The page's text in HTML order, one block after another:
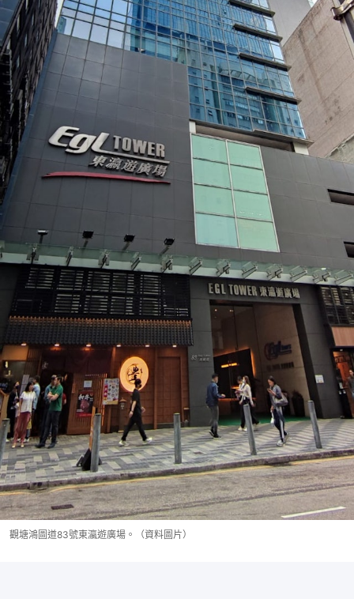
觀塘鴻圖道83號東瀛遊廣場。（資料圖片）